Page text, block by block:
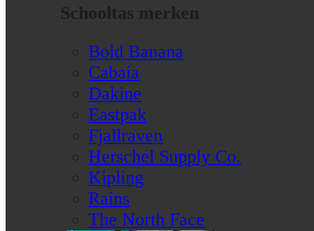
Schooltas merken
Bold Banana
Cabaia
Dakine
Eastpak
Fjallraven
Herschel Supply Co.
Kipling
Rains
The North Face